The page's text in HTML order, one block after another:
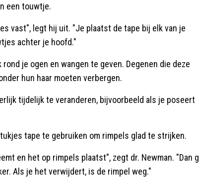
een touwtje.
vast", legt hij uit. "Je plaatst de tape bij elk van je
achter je hoofd."
je ogen en wangen te geven. Degenen die deze
hun haar moeten verbergen.
tijdelijk te veranderen, bijvoorbeeld als je poseert
tape te gebruiken om rimpels glad te strijken.
en het op rimpels plaatst", zegt dr. Newman. "Dan
Als je het verwijdert, is de rimpel weg."